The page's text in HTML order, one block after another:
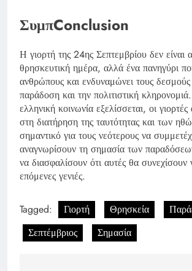
ΣυμπConclusion
Η γιορτή της 24ης Σεπτεμβρίου δεν είναι
θρησκευτική ημέρα, αλλά ένα πανηγύρι
ανθρώπους και ενδυναμώνει τους
παράδοση και την πολιτιστική
ελληνική κοινωνία εξελίσσεται, οι
στη διατήρηση της ταυτότητας και των
σημαντικό για τους νεότερους να
αναγνωρίσουν τη σημασία των
να διασφαλίσουν ότι αυτές θα συνεχίσουν
επόμενες γενιές.
Tagged: Γιορτή Θρησκεία
Σεπτέμβριος
Σημασία